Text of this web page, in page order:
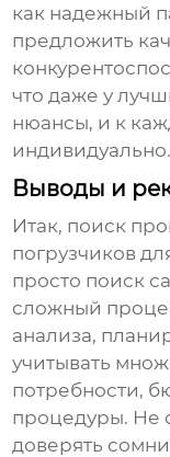
как надежный
предложить
что даже у
нюансы, и к
индивидуально.
Выводы и
Итак, поиск
погрузчиков
просто поиск
сложный
анализа,
учитывать
потребности,
процедуры. Не
доверять